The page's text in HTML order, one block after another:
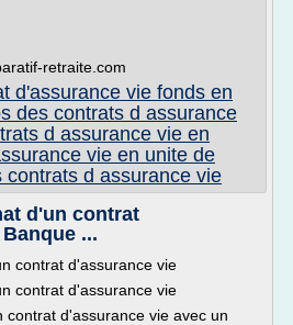
retraite.com
d'assurance vie fonds en
des contrats d assurance
d assurance vie en
vie en unite de
contrats d assurance vie
d'un contrat
...
contrat d'assurance vie
contrat d'assurance vie
contrat d'assurance vie avec un